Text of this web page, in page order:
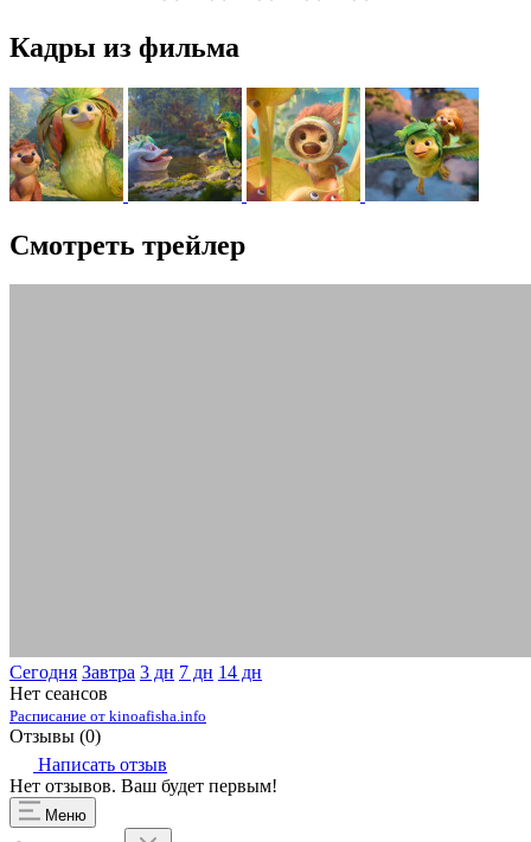
Кадры из фильма
Смотреть трейлер
Сегодня Завтра 3 дн 7 дн 14 дн
Нет сеансов
Расписание от kinoafisha.info
Отзывы (0)
Написать отзыв
Нет отзывов. Ваш будет первым!
Меню